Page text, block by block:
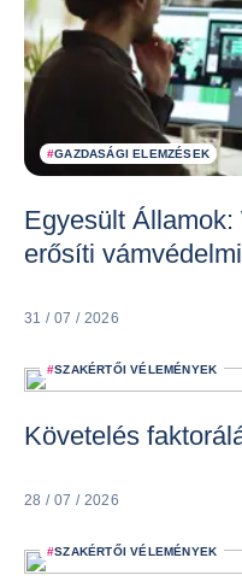
#GAZDASÁGI ELEMZÉSEK
Egyesült
erősíti
31 / 07 / 2026
#SZAKÉRTŐI VÉLEMÉNYEK
Követelés
28 / 07 / 2026
#SZAKÉRTŐI VÉLEMÉNYEK